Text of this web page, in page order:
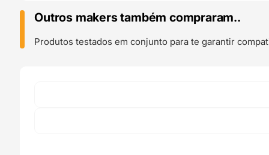
True
Blue
-
Outros makers também compraram..
Produtos testados em conjunto para te garantir